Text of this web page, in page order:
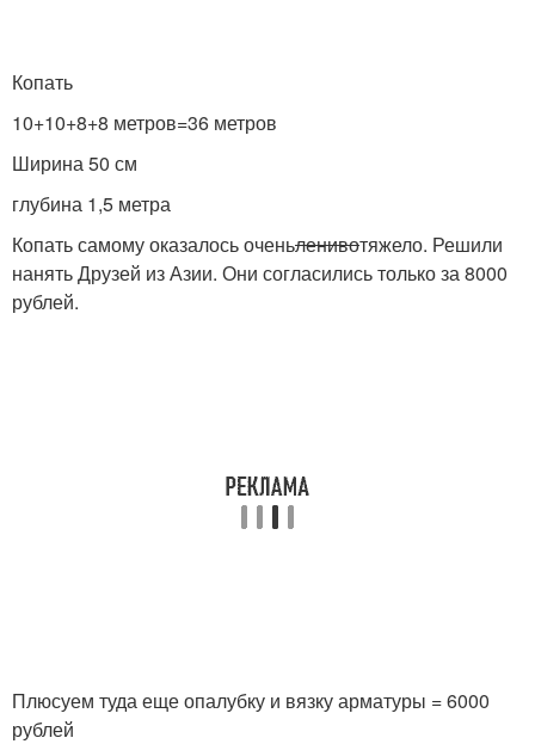
Копать
10+10+8+8 метров=36 метров
Ширина 50 см
глубина 1,5 метра
Копать самому оказалось оченьленивотяжело. Решили
нанять Друзей из Азии. Они согласились только за 8000
рублей.
Плюсуем туда еще опалубку и вязку арматуры = 6000
рублей